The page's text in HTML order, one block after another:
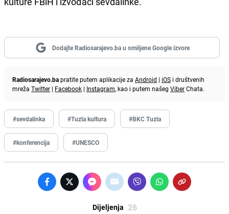
Dodajte Radiosarajevo.ba u omiljene Google izvore
Radiosarajevo.bapratite putem aplikacije za Android | iOS i društvenih
mreža Twitter | Facebook | Instagram, kao i putem našeg ViberChata.
#sevdalinka #Tuzla kultura #BKC Tuzla
#konferencija #UNESCO
Dijeljenja 26